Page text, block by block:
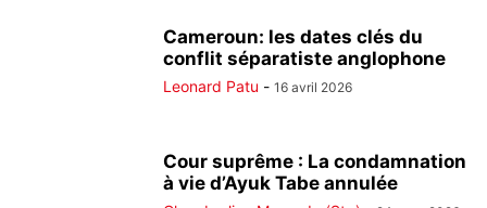
Cameroun: les dates clés du
conflit séparatiste anglophone
Leonard Patu - 16 avril 2026
Cour suprême : La condamnation
à vie d’Ayuk Tabe annulée